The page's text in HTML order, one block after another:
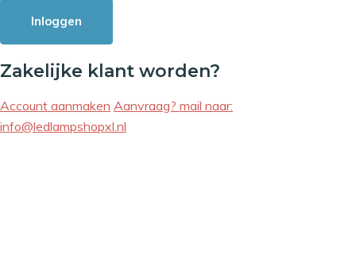
Inloggen
Zakelijke klant worden?
Account aanmaken Aanvraag? mail naar:
info@ledlampshopxl.nl